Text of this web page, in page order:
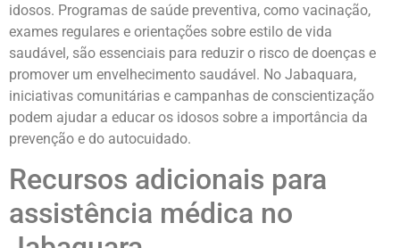
idosos. Programas de saúde preventiva, como vacinação,
exames regulares e orientações sobre estilo de vida
saudável, são essenciais para reduzir o risco de doenças e
promover um envelhecimento saudável. No Jabaquara,
iniciativas comunitárias e campanhas de conscientização
podem ajudar a educar os idosos sobre a importância da
prevenção e do autocuidado.
Recursos adicionais para
assistência médica no